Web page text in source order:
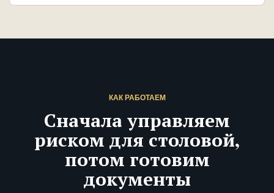
КАК РАБОТАЕМ
Сначала управляем
риском для столовой,
потом готовим
документы